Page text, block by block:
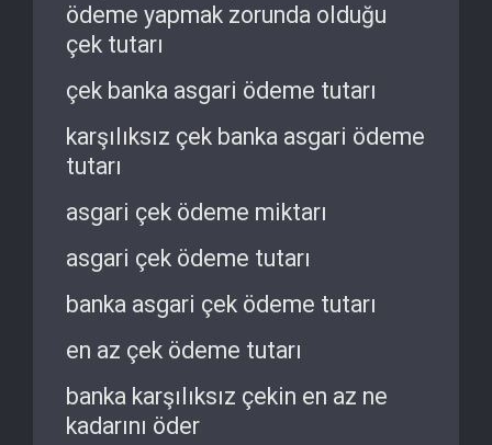
ödeme yapmak zorunda olduğu
çek tutarı
çek banka asgari ödeme tutarı
karşılıksız çek banka asgari ödeme
tutarı
asgari çek ödeme miktarı
asgari çek ödeme tutarı
banka asgari çek ödeme tutarı
en az çek ödeme tutarı
banka karşılıksız çekin en az ne
kadarını öder